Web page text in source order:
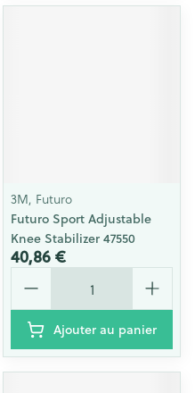
3M, Futuro
Futuro Sport Adjustable
Knee Stabilizer 47550
40,86 €
Quantité
Ajouter au panier